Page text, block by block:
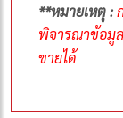
**หมายเหตุ :
พิจารณาข้อมูล
ขายได้